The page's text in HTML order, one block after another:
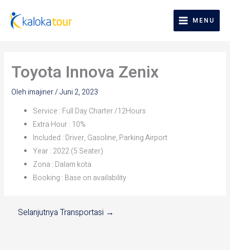
MENU
Toyota Innova Zenix
Oleh imajiner/Juni 2, 2023
Service : Full Day Charter /12Hours
Extra Hour : 10%
Included : Driver, Gasoline, Parking Airport
Year : 2022 (5 Seater)
Zona : Dalam kota
Booking : Base on availability
Selanjutnya Transportasi →